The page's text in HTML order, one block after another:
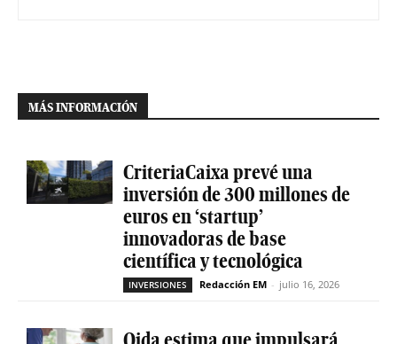
MÁS INFORMACIÓN
CriteriaCaixa prevé una
inversión de 300 millones de
euros en ‘startup’
innovadoras de base
científica y tecnológica
INVERSIONES Redacción EM - julio 16, 2026